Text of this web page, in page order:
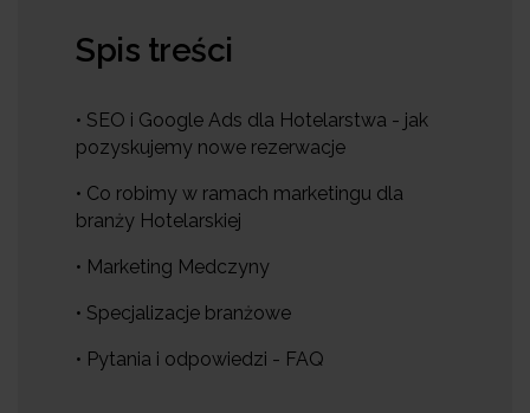
Spis treści
• SEO i Google Ads dla Hotelarstwa - jak
pozyskujemy nowe rezerwacje
• Co robimy w ramach marketingu dla
branży Hotelarskiej
• Marketing Medczyny
• Specjalizacje branżowe
• Pytania i odpowiedzi - FAQ